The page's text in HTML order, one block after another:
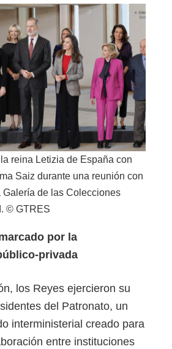
reina Letizia de España con
Saiz durante una reunión con
Galería de las Colecciones
© GTRES
por la
los Reyes ejercieron su
del Patronato, un
interministerial creado para
entre instituciones